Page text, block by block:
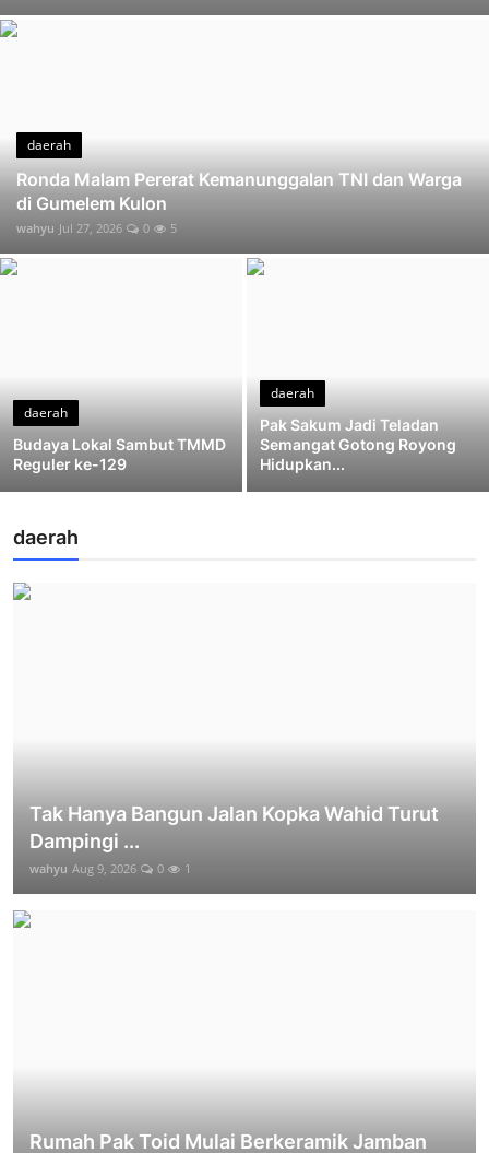
Saling Bahu Membahu Semangat Gotong Royong Hidupkan TMMD di Gumelem Kulon
Tangan Terampil Tukang Bentuk Bekisting Plat Beton TMMD Siap Dicor
daerah
Ronda Malam Pererat Kemanunggalan TNI dan Warga
di Gumelem Kulon
wahyu Jul 27, 2026 0 5
daerah
Budaya Lokal Sambut TMMD
Reguler ke-129
daerah
Pak Sakum Jadi Teladan
Semangat Gotong Royong
Hidupkan...
daerah
Tak Hanya Bangun Jalan Kopka Wahid Turut
Dampingi ...
wahyu Aug 9, 2026 0 1
Rumah Pak Toid Mulai Berkeramik Jamban